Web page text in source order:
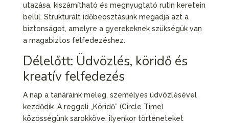
utazása, kiszámítható és megnyugtató rutin keretein
belül. Strukturált időbeosztásunk megadja azt a
biztonságot, amelyre a gyerekeknek szükségük van
a magabiztos felfedezéshez.
Délelőtt: Üdvözlés, köridő és
kreatív felfedezés
A nap a tanáraink meleg, személyes üdvözlésével
kezdődik. A reggeli „Köridő” (Circle Time)
közösségünk sarokköve: ilyenkor történeteket